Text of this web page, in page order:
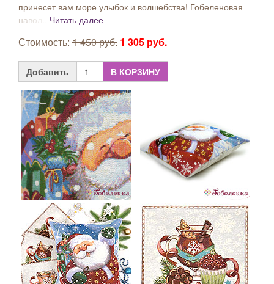
принесет вам море улыбок и волшебства! Гобеленовая
навол... Читать далее
Стоимость: 1 450 руб. 1 305 руб.
Добавить В КОРЗИНУ